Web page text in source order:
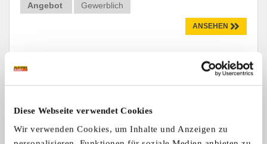
Diese Webseite verwendet Cookies
Wir verwenden Cookies, um Inhalte und Anzeigen zu
Angebot Gewerblich
ANSEHEN